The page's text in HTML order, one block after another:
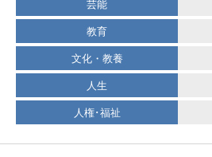
芸能
教育
文化・教養
人生
人権･福祉